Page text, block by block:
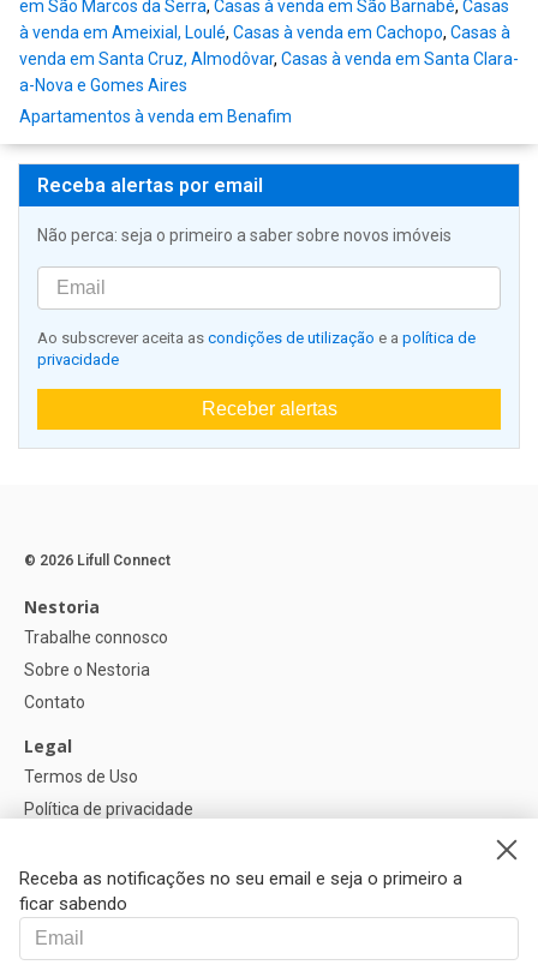
em São Marcos da Serra, Casas à venda em São Barnabé, Casas
à venda em Ameixial, Loulé, Casas à venda em Cachopo, Casas à
venda em Santa Cruz, Almodôvar, Casas à venda em Santa Clara-
a-Nova e Gomes Aires
Apartamentos à venda em Benafim
Receba alertas por email
Não perca: seja o primeiro a saber sobre novos imóveis
Ao subscrever aceita as condições de utilização e a política de
privacidade
Receber alertas
Receba as notificações no seu email e seja o primeiro a
ficar sabendo
© 2026 Lifull Connect
Nestoria
Trabalhe connosco
Sobre o Nestoria
Contato
Legal
Termos de Uso
Política de privacidade
Configurações de cookies
Ajuda
FAQ